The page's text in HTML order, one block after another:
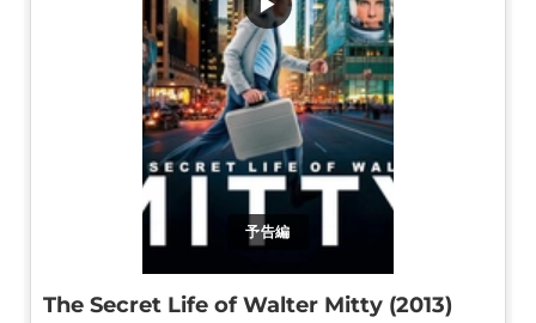
予告編
The Secret Life of Walter Mitty (2013)